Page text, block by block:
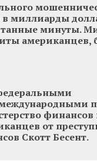
миллиарды
минуты.
американцев,
от
Скотт Бесент.